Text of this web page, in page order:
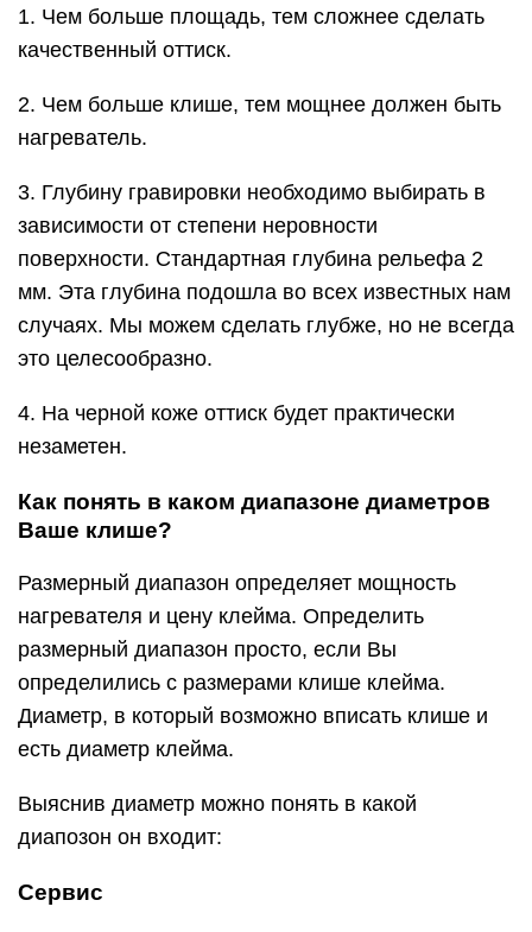
1. Чем больше площадь, тем сложнее сделать
качественный оттиск.
2. Чем больше клише, тем мощнее должен быть
нагреватель.
3. Глубину гравировки необходимо выбирать в
зависимости от степени неровности
поверхности. Стандартная глубина рельефа 2
мм. Эта глубина подошла во всех известных нам
случаях. Мы можем сделать глубже, но не всегда
это целесообразно.
4. На черной коже оттиск будет практически
незаметен.
Как понять в каком диапазоне диаметров
Ваше клише?
Размерный диапазон определяет мощность
нагревателя и цену клейма. Определить
размерный диапазон просто, если Вы
определились с размерами клише клейма.
Диаметр, в который возможно вписать клише и
есть диаметр клейма.
Выяснив диаметр можно понять в какой
диапозон он входит:
Сервис